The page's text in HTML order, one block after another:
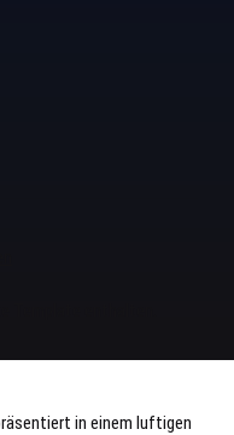
in einem luftigen